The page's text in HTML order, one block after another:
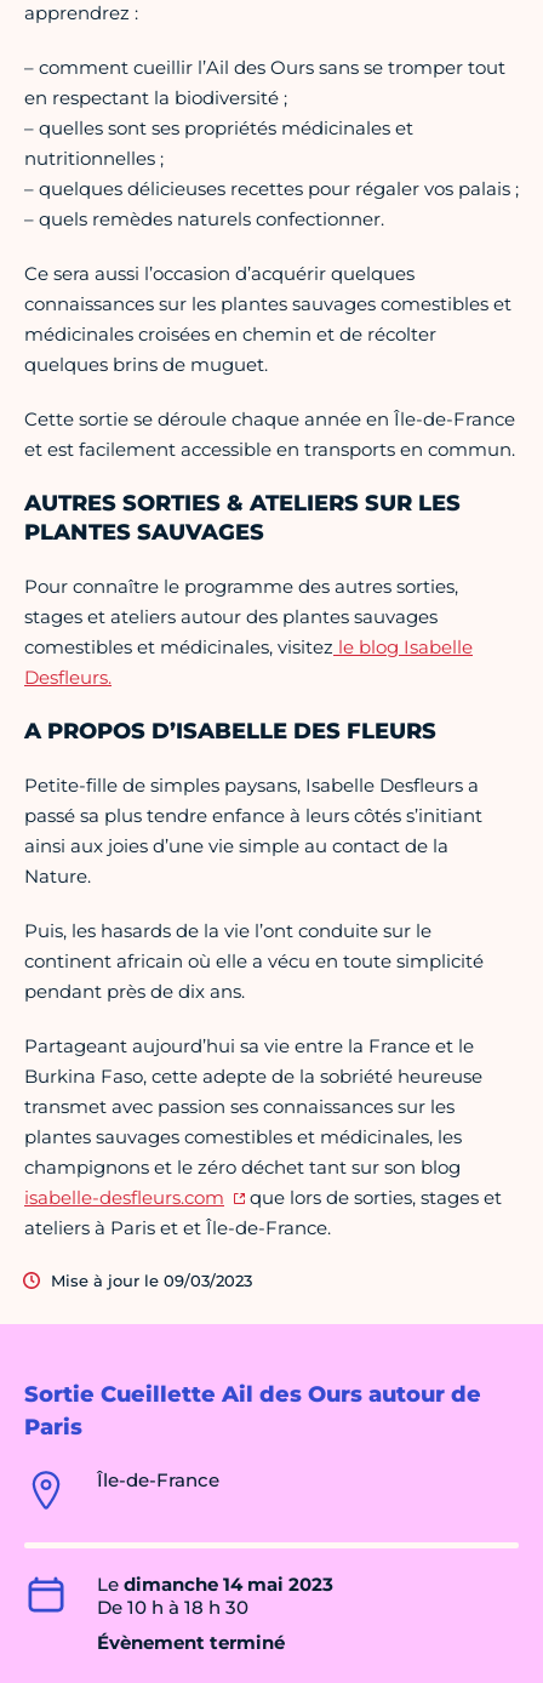
Sortie Cueillette Ail des Ours autour de
Paris
Île-de-France
Le dimanche 14 mai 2023
De 10 h à 18 h 30
Évènement terminé
apprendrez :
– comment cueillir l’Ail des Ours sans se tromper tout
en respectant la biodiversité ;
– quelles sont ses propriétés médicinales et
nutritionnelles ;
– quelques délicieuses recettes pour régaler vos palais ;
– quels remèdes naturels confectionner.
Ce sera aussi l’occasion d’acquérir quelques
connaissances sur les plantes sauvages comestibles et
médicinales croisées en chemin et de récolter
quelques brins de muguet.
Cette sortie se déroule chaque année en Île-de-France
et est facilement accessible en transports en commun.
AUTRES SORTIES & ATELIERS SUR LES
PLANTES SAUVAGES
Pour connaître le programme des autres sorties,
stages et ateliers autour des plantes sauvages
comestibles et médicinales, visitez le blog Isabelle
Desfleurs.
A PROPOS D’ISABELLE DES FLEURS
Petite-fille de simples paysans, Isabelle Desfleurs a
passé sa plus tendre enfance à leurs côtés s’initiant
ainsi aux joies d’une vie simple au contact de la
Nature.
Puis, les hasards de la vie l’ont conduite sur le
continent africain où elle a vécu en toute simplicité
pendant près de dix ans.
Partageant aujourd’hui sa vie entre la France et le
Burkina Faso, cette adepte de la sobriété heureuse
transmet avec passion ses connaissances sur les
plantes sauvages comestibles et médicinales, les
champignons et le zéro déchet tant sur son blog
isabelle-desfleurs.com
que lors de sorties, stages et
ateliers à Paris et et Île-de-France.
Mise à jour le 09/03/2023